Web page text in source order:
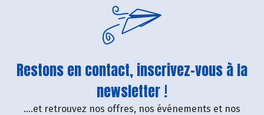
Restons en contact, inscrivez-vous à la
newsletter !
....et retrouvez nos offres, nos événements et nos